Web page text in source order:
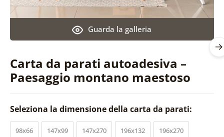
Carta da parati autoadesiva –
Paesaggio montano maestoso
Guarda la galleria
Seleziona la dimensione della carta da parati:
98x66 147x99 147x270 196x132 196x270